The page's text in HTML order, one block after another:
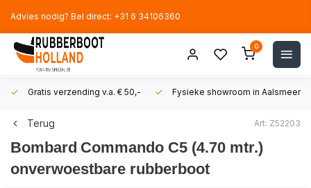
Advies nodig? Bel direct: +31 6 34106360
0
Gratis verzending v.a. € 50,- Fysieke showroom in Aalsmeer!
Terug Art: Z52203
Bombard Commando C5 (4.70 mtr.)
onverwoestbare rubberboot